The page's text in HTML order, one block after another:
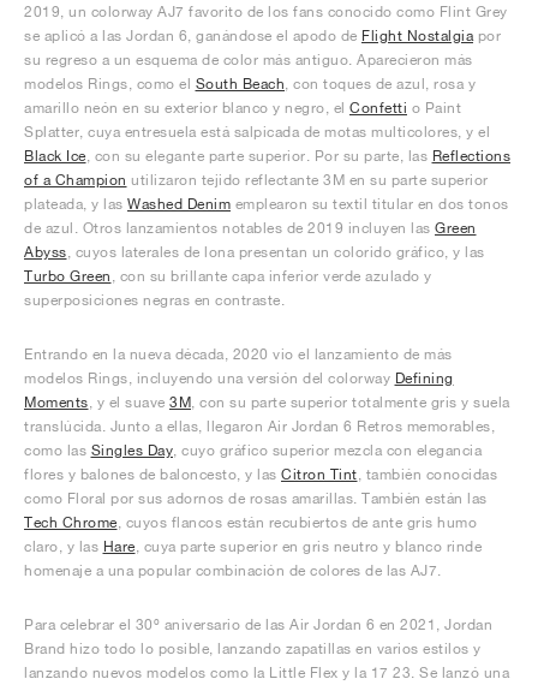
2019, un colorway AJ7 favorito de los fans conocido como Flint Grey
se aplicó a las Jordan 6, ganándose el apodo de Flight Nostalgia por
su regreso a un esquema de color más antiguo. Aparecieron más
modelos Rings, como el South Beach , con toques de azul, rosa y
amarillo neón en su exterior blanco y negro, el Confetti o Paint
Splatter, cuya entresuela está salpicada de motas multicolores, y el
Black Ice , con su elegante parte superior. Por su parte, las Reflections
of a Champion utilizaron tejido reflectante 3M en su parte superior
plateada, y las Washed Denim emplearon su textil titular en dos tonos
de azul. Otros lanzamientos notables de 2019 incluyen las Green
Abyss , cuyos laterales de lona presentan un colorido gráfico, y las
Turbo Green , con su brillante capa inferior verde azulado y
superposiciones negras en contraste.
Entrando en la nueva década, 2020 vio el lanzamiento de más
modelos Rings, incluyendo una versión del colorway Defining
Moments , y el suave 3M , con su parte superior totalmente gris y suela
translúcida. Junto a ellas, llegaron Air Jordan 6 Retros memorables,
como las Singles Day , cuyo gráfico superior mezcla con elegancia
flores y balones de baloncesto, y las Citron Tint , también conocidas
como Floral por sus adornos de rosas amarillas. También están las
Tech Chrome , cuyos flancos están recubiertos de ante gris humo
claro, y las Hare , cuya parte superior en gris neutro y blanco rinde
homenaje a una popular combinación de colores de las AJ7.
Para celebrar el 30º aniversario de las Air Jordan 6 en 2021, Jordan
Brand hizo todo lo posible, lanzando zapatillas en varios estilos y
lanzando nuevos modelos como la Little Flex y la 17 23. Se lanzó una